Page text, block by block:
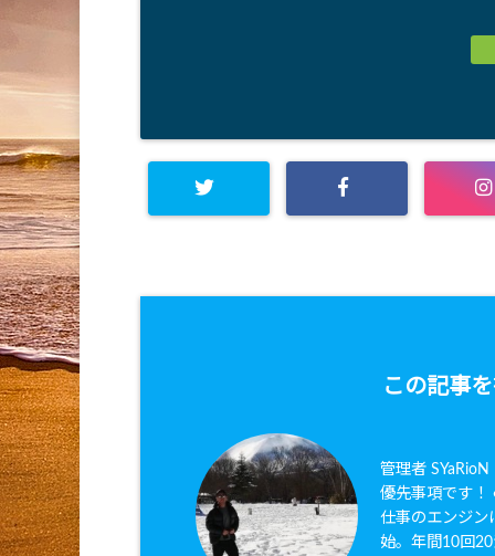
この記事
管理者
優先事項です！
仕事のエンジン
始。年間10回